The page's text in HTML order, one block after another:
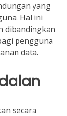
yang
Hal ini
dibandingkan
pengguna
data.
secara